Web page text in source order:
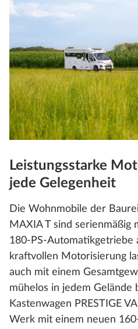
Leistungsstarke
jede Gelegenheit
Die Wohnmobile der
MAXIA T sind serienmäßig
kraftvollen Motorisierung
auch mit einem
mühelos in jedem Gelände
Kastenwagen PRESTIGE
Werk mit einem neuen